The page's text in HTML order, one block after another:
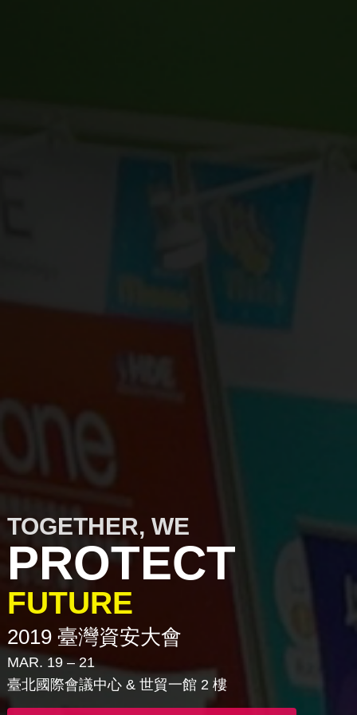
TOGETHER, WE
PROTECT
FUTURE
2019 臺灣資安大會
MAR. 19 – 21
臺北國際會議中心 & 世貿一館 2 樓